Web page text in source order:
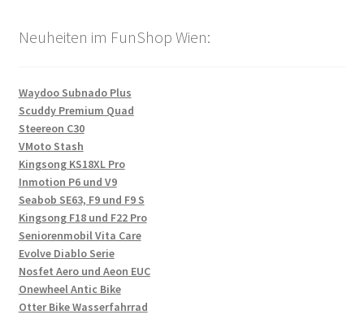
Neuheiten im FunShop Wien:
Waydoo Subnado Plus
Scuddy Premium Quad
Steereon C30
VMoto Stash
Kingsong KS18XL Pro
Inmotion P6 und V9
Seabob SE63, F9 und F9 S
Kingsong F18 und F22 Pro
Seniorenmobil Vita Care
Evolve Diablo Serie
Nosfet Aero und Aeon EUC
Onewheel Antic Bike
Otter Bike Wasserfahrrad